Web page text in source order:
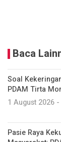
Baca
Soal
PDAM Tirta
1 August 2026 -
Pasie Raya